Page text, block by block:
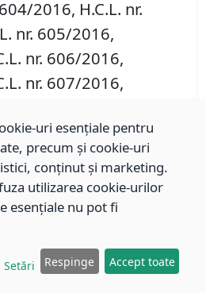
2016, H.C.L. nr.
nr. 605/2016,
nr. 606/2016,
nr. 607/2016,
nr. 609/2016,
nr. 610/2016,
nr. 333/2017 îşi
Braşov, prin
- Compartimentul
Serviciul Public
uri esențiale pentru
precum și cookie-uri
conținut și marketing.
utilizarea cookie-urilor
esențiale nu pot fi
Setări Respinge Accept toate